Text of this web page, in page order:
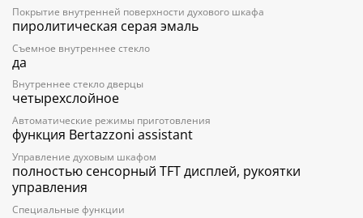
Покрытие внутренней поверхности духового шкафа
пиролитическая серая эмаль
Съемное внутреннее стекло
да
Внутреннее стекло дверцы
четырехслойное
Автоматические режимы приготовления
функция Bertazzoni assistant
Управление духовым шкафом
полностью сенсорный TFT дисплей, рукоятки
управления
Специальные функции